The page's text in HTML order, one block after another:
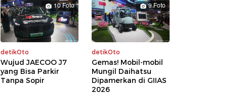
10 Foto
detikOto
Wujud JAECOO J7
yang Bisa Parkir
Tanpa Sopir
9 Foto
detikOto
Gemas! Mobil-mobil
Mungil Daihatsu
Dipamerkan di GIIAS
2026